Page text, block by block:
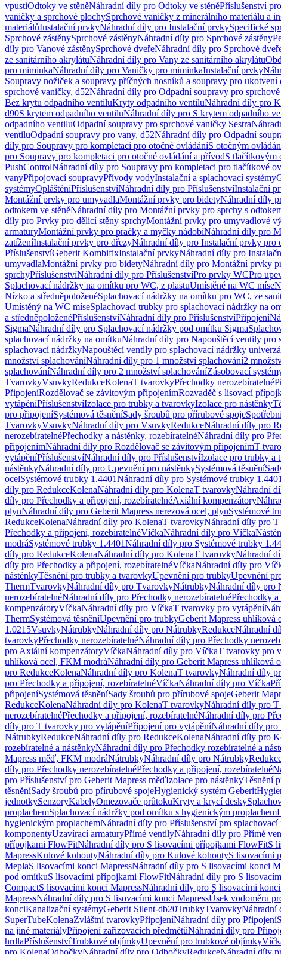
vpustiOdtoky ve stěněNáhradní díly pro Odtoky ve stěněPříslušenství
vaničky a sprchové plochySprchové vaničky z minerálního materiálu a
materiálůInstalační prvkyNáhradní díly pro Instalační prvkySpecifické
Sprchové zástěnySprchové zástěnyNáhradní díly pro Sprchové zástěny
díly pro Vanové zástěnySprchové dveřeNáhradní díly pro Sprchové
ze sanitárního akrylátuNáhradní díly pro Vany ze sanitárního akrylátu
pro miminkaNáhradní díly pro Vaničky pro miminkaInstalační prvky
Soupravy nožiček a soupravy příčných nosníků a soupravy pro ukotvení
sprchové vaničky, d52Náhradní díly pro Odpadní soupravy pro
Bez krytu odpadního ventiluKryty odpadního ventiluNáhradní díly pro
d90S krytem odpadního ventiluNáhradní díly pro S krytem odpadního
odpadního ventiluOdpadní soupravy pro sprchové vaničky Sestra
ventiluOdpadní soupravy pro vany, d52Náhradní díly pro Odpadní
díly pro Soupravy pro kompletaci pro otočné ovládáníS otočným
pro Soupravy pro kompletaci pro otočné ovládání a přívodS tlačítkovým
PushControlNáhradní díly pro Soupravy pro kompletaci pro tlačítkové
vanyPřipojovací soupravyPřívody vodyInstalační a splachovací systémy
systémyOpláštěníPříslušenstvíNáhradní díly pro PříslušenstvíInstalační
Montážní prvky pro umyvadlaMontážní prvky pro bidetyNáhradní díly
odtokem ve stěněNáhradní díly pro Montážní prvky pro sprchy s
díly pro Prvky pro dělicí stěny sprchyMontážní prvky pro umyvadlové
armaturyMontážní prvky pro pračky a myčky nádobíNáhradní díly pro
zatíženíInstalační prvky pro dřezyNáhradní díly pro Instalační prvky pro
PříslušenstvíGeberit KombifixInstalační prvkyNáhradní díly pro
umyvadlaMontážní prvky pro bidetyNáhradní díly pro Montážní prvky
sprchyPříslušenstvíNáhradní díly pro PříslušenstvíPro prvky WCPro
Splachovací nádržky na omítku pro WC, z plastuUmístěné na WC míse
Nízko a středněpoloženéSplachovací nádržky na omítku pro WC, ze
Umístěný na WC míseSplachovací trubky pro splachovací nádržky na
a středněpoloženéPříslušenstvíNáhradní díly pro PříslušenstvíPřipojení
SigmaNáhradní díly pro Splachovací nádržky pod omítku Sigma
splachovací nádržky na omítkuNáhradní díly pro Napouštěcí ventily pro
splachovací nádržkyNapouštěcí ventily pro splachovací nádržky
množství splachováníNáhradní díly pro 1 množství splachování2
splachováníNáhradní díly pro 2 množství splachováníZásobovací
TvarovkyVsuvkyRedukceKolenaT tvarovkyPřechodky nerozebíratelné
PřipojeníRozdělovač se závitovým připojenímRozvaděč s lisovací
vytápěníPříslušenstvíIzolace pro trubky a tvarovkyIzolace pro nástěnky
pro připojeníSystémová těsněníSady šroubů pro přírubové spoje
TvarovkyVsuvkyNáhradní díly pro VsuvkyRedukceNáhradní díly pro
nerozebíratelnéPřechodky a nástěnky, rozebíratelnéNáhradní díly pro
připojenímNáhradní díly pro Rozdělovač se závitovým připojenímT
vytápěníPříslušenstvíNáhradní díly pro PříslušenstvíIzolace pro trubky a
nástěnkyNáhradní díly pro Upevnění pro nástěnkySystémová těsnění
ocelSystémové trubky 1.4401Náhradní díly pro Systémové trubky 1.4401
díly pro RedukceKolenaNáhradní díly pro KolenaT tvarovkyNáhradní
díly pro Přechodky a připojení, rozebíratelnéAxiální kompenzátory
plynNáhradní díly pro Geberit Mapress nerezová ocel, plynSystémové
RedukceKolenaNáhradní díly pro KolenaT tvarovkyNáhradní díly pro
Přechodky a připojení, rozebíratelnéVíčkaNáhradní díly pro Víčka
modráSystémové trubky 1.4401Náhradní díly pro Systémové trubky
díly pro RedukceKolenaNáhradní díly pro KolenaT tvarovkyNáhradní
díly pro Přechodky a připojení, rozebíratelnéVíčkaNáhradní díly pro
nástěnkyTěsnění pro trubky a tvarovkyUpevnění pro trubkyUpevnění
ThermTvarovkyNáhradní díly pro TvarovkyNátrubkyNáhradní díly pro
nerozebíratelnéNáhradní díly pro Přechodky nerozebíratelnéPřechodky
kompenzátoryVíčkaNáhradní díly pro VíčkaT tvarovky pro vytápění
ThermSystémová těsněníUpevnění pro trubkyGeberit Mapress uhlíková
1.0215VsuvkyNátrubkyNáhradní díly pro NátrubkyRedukceNáhradní
tvarovkyPřechodky nerozebíratelnéNáhradní díly pro Přechodky
pro Axiální kompenzátoryVíčkaNáhradní díly pro VíčkaT tvarovky pro
uhlíková ocel, FKM modráNáhradní díly pro Geberit Mapress uhlíková
pro RedukceKolenaNáhradní díly pro KolenaT tvarovkyNáhradní díly
pro Přechodky a připojení, rozebíratelnéVíčkaNáhradní díly pro Víčka
připojeníSystémová těsněníSady šroubů pro přírubové spojeGeberit
RedukceKolenaNáhradní díly pro KolenaT tvarovkyNáhradní díly pro
nerozebíratelnéPřechodky a připojení, rozebíratelnéNáhradní díly pro
díly pro T tvarovky pro vytápěníPřipojení pro vytápěníNáhradní díly pro
NátrubkyRedukceNáhradní díly pro RedukceKolenaNáhradní díly pro
rozebíratelné a nástěnkyNáhradní díly pro Přechodky rozebíratelné a
Mapress měď, FKM modráNátrubkyNáhradní díly pro Nátrubky
díly pro Přechodky nerozebíratelnéPřechodky a připojení, rozebíratelné
pro Příslušenství pro Geberit Mapress měďIzolace pro nástěnkyTěsnění
těsněníSady šroubů pro přírubové spojeHygienický systém Geberit
jednotkySenzoryKabelyOmezovače průtokuKryty a krycí desky
proplachemSplachovací nádržky pod omítku s hygienickým proplachem
hygienickým proplachemNáhradní díly pro Příslušenství pro
komponentyUzavírací armaturyPřímé ventilyNáhradní díly pro Přímé
přípojkami FlowFitNáhradní díly pro S lisovacími přípojkami FlowFitS
MapressKulové kohoutyNáhradní díly pro Kulové kohoutyS lisovacími
MeplaS lisovacími konci MapressNáhradní díly pro S lisovacími konci
pod omítkuS lisovacími přípojkami FlowFitNáhradní díly pro S
CompactS lisovacími konci MapressNáhradní díly pro S lisovacími konci
MapressNáhradní díly pro S lisovacími konci MapressÚsek vodoměru
konciKanalizační systémyGeberit Silent-db20TrubkyTvarovkyNáhradní
SuperTubeKolenaZvláštní tvarovkyPřipojeníNáhradní díly pro Připojení
na jiné materiályPřipojení zařizovacích předmětůNáhradní díly pro
hrdlaPříslušenstvíTrubkové objímkyUpevnění pro trubkové objímky
pro KolenaOdbočkyNáhradní díly pro OdbočkyRedukceNáhradní díly